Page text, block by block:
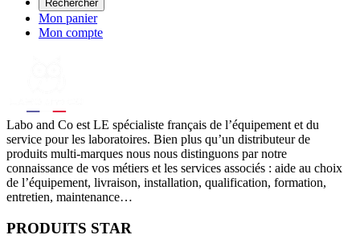
Rechercher
Mon panier
Mon compte
Labo and Co est LE spécialiste français de l’équipement et du
service pour les laboratoires. Bien plus qu’un distributeur de
produits multi-marques nous nous distinguons par notre
connaissance de vos métiers et les services associés : aide au choix
de l’équipement, livraison, installation, qualification, formation,
entretien, maintenance…
PRODUITS STAR